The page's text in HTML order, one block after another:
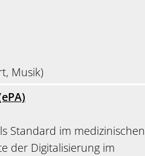
Musik)
Standard im medizinischen
der Digitalisierung im